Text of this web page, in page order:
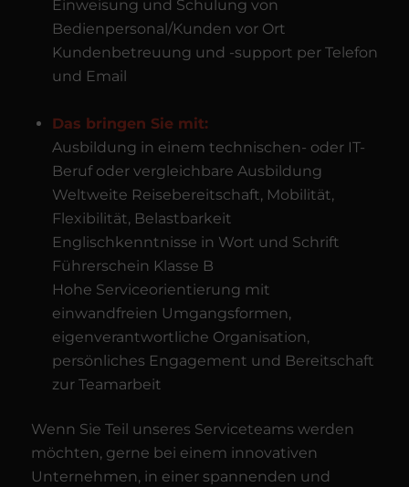
Einweisung und Schulung von
Bedienpersonal/Kunden vor Ort
Kundenbetreuung und -support per Telefon
und Email
Das bringen Sie mit:
Ausbildung in einem technischen- oder IT-
Beruf oder vergleichbare Ausbildung
Weltweite Reisebereitschaft, Mobilität,
Flexibilität, Belastbarkeit
Englischkenntnisse in Wort und Schrift
Führerschein Klasse B
Hohe Serviceorientierung mit
einwandfreien Umgangsformen,
eigenverantwortliche Organisation,
persönliches Engagement und Bereitschaft
zur Teamarbeit
Wenn Sie Teil unseres Serviceteams werden
möchten, gerne bei einem innovativen
Unternehmen, in einer spannenden und